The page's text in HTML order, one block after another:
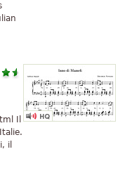
Il
il